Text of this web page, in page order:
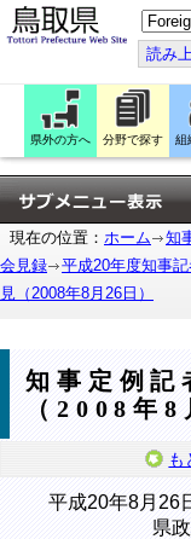
こ
の
ペ
ー
ジ
翻
訳
す
る
読み
県外の方へ 分野で探す 組
現在の位置： ホーム 知
会見録
平成20年度知事
見（2008年8月26日）
知事定例記
（2008年8
も
平成20年8月26
県政